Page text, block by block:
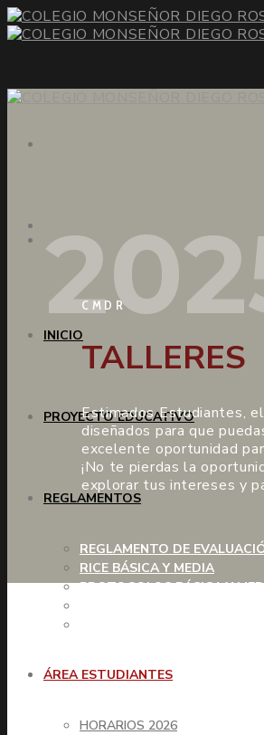
INICIO
PROYECTO EDUCATIVO
REGLAMENTOS
REGLAMENTO DE
RICE BÁSICA Y MEDIA
PROTOCOLOS BÁSICA Y
ÁREA ESTUDIANTES
HORARIOS 2026
CMDR
TALLERES
Estimados Estudiantes,
diseñados para que
excelente oportunidad
¡No te pierdas la
explorar tus intereses y